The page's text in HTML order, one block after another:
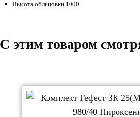
Высота облицовки 1000
C этим товаром